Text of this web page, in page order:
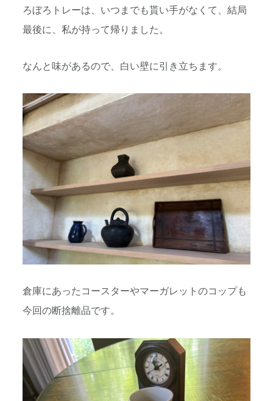
ろぼろトレーは、いつまでも貰い手がなくて、結局
最後に、私が持って帰りました。
なんと味があるので、白い壁に引き立ちます。
倉庫にあったコースターやマーガレットのコップも
今回の断捨離品です。